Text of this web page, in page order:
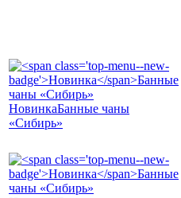
НовинкаБанные чаны
«Сибирь»